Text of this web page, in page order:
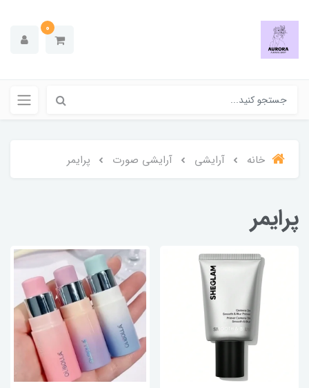
0
خانه آرایشی آرایشی صورت پرایمر
پرایمر